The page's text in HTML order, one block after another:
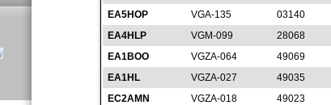
EA5HOP
VGA-135 03140
EA4HLP
VGM-099 28068
EA1BOO
VGZA-064 49069
EA1HL
VGZA-027 49035
EC2AMN
VGZA-018 49023